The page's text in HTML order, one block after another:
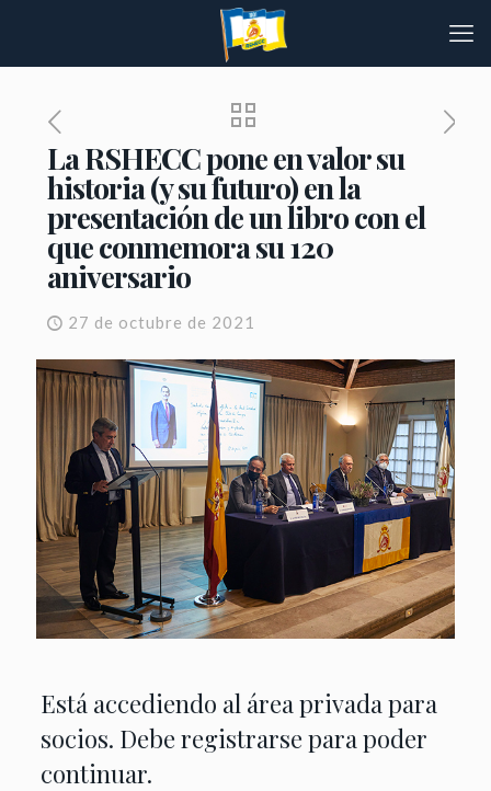
La RSHECC pone en valor su
historia (y su futuro) en la
presentación de un libro con el
que conmemora su 120
aniversario
27 de octubre de 2021
Está accediendo al área privada para
socios. Debe registrarse para poder
continuar.